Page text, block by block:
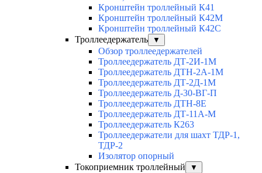
Кронштейн троллейный К41
Кронштейн троллейный К42М
Кронштейн троллейный К42С
Троллеедержатель
▼
Обзор троллеедержателей
Троллеедержатель ДТ-2И-1М
Троллеедержатель ДТН-2А-1М
Троллеедержатель ДТ-2Д-1М
Троллеедержатель Д-30-ВГ-П
Троллеедержатель ДТН-8Е
Троллеедержатель ДТ-11А-М
Троллеедержатель К263
Троллеедержатели для шахт ТДР-1,
ТДР-2
Изолятор опорный
Токоприемник троллейный
▼